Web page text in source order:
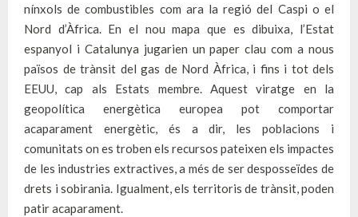
nínxols de combustibles com ara la regió del Caspi o el
Nord d’Àfrica. En el nou mapa que es dibuixa, l’Estat
espanyol i Catalunya jugarien un paper clau com a nous
països de trànsit del gas de Nord Àfrica, i fins i tot dels
EEUU, cap als Estats membre. Aquest viratge en la
geopolítica energètica europea pot comportar
acaparament energètic, és a dir, les poblacions i
comunitats on es troben els recursos pateixen els impactes
de les industries extractives, a més de ser desposseïdes de
drets i sobirania. Igualment, els territoris de trànsit, poden
patir acaparament.